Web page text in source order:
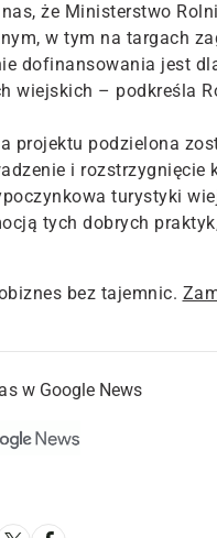
że Ministerstwo
w tym na targach
dofinansowania jest
wiejskich – podkreśla
projektu podzielona
i rozstrzygnięcie
turystyki
tych dobrych
bez tajemnic.
w Google News